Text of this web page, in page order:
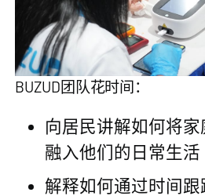
BUZUD团队花时间：
向居民讲解如何将
融入他们的日常生活
解释如何通过时间